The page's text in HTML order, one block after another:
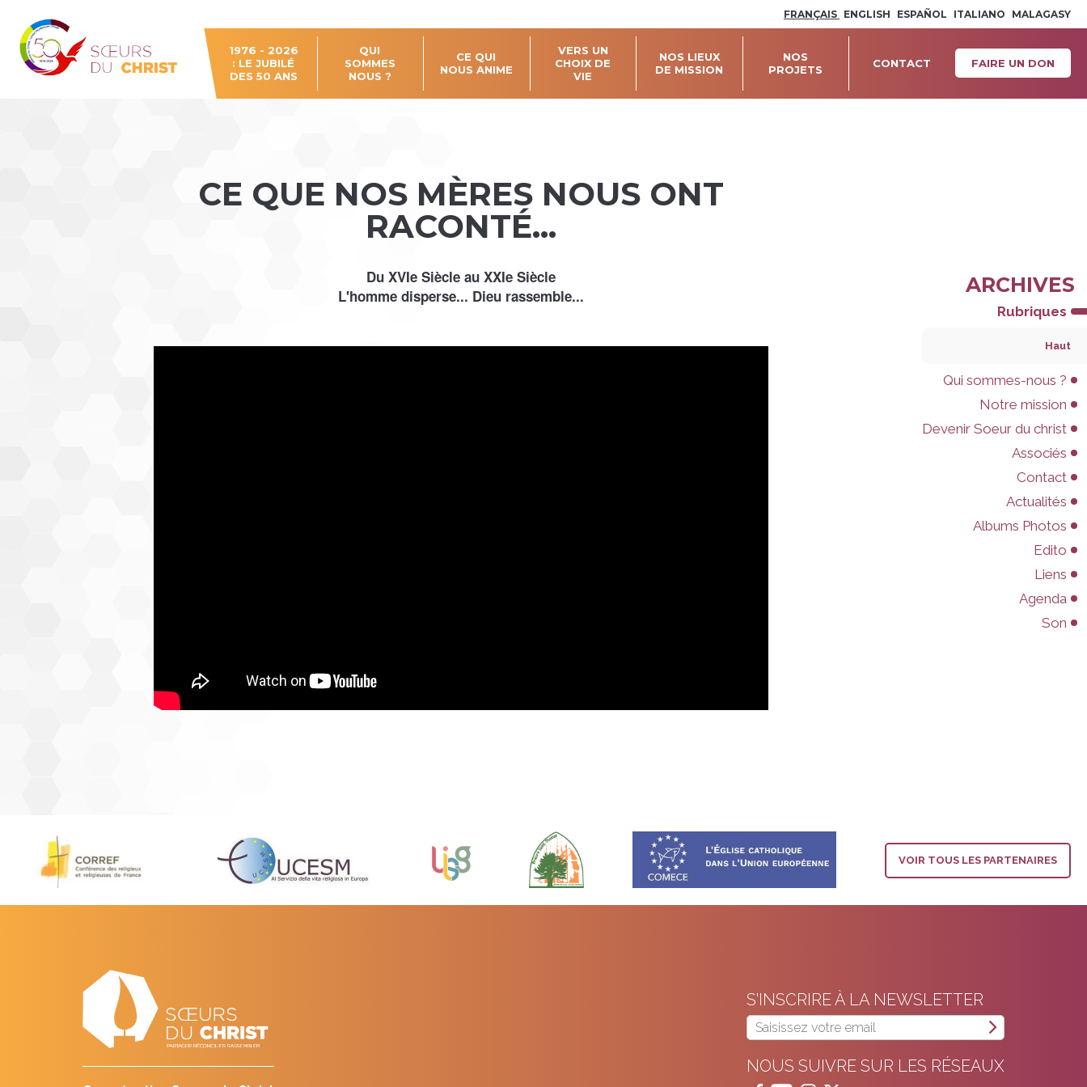
contenu.
navigation
FRANÇAIS ENGLISH ESPAÑOL ITALIANO MALAGASY
1976 - 2026
: LE JUBILÉ
DES 50 ANS
QUI
SOMMES
NOUS ?
CE QUI
NOUS ANIME
VERS UN
CHOIX DE
VIE
NOS LIEUX
DE MISSION
NOS
PROJETS
CONTACT FAIRE UN DON
CE QUE NOS MÈRES NOUS ONT
RACONTÉ...
Du XVIe Siècle au XXIe Siècle
L'homme disperse... Dieu rassemble...
ARCHIVES
Rubriques
Haut
Qui sommes-nous ?
Notre mission
Devenir Soeur du christ
Associés
Contact
Actualités
Albums Photos
Edito
Liens
Agenda
Son
VOIR TOUS LES PARTENAIRES
S'INSCRIRE À LA NEWSLETTER
NOUS SUIVRE SUR LES RÉSEAUX